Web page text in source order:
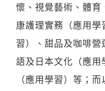
懷、視覺藝術、體
康護理實務（應用
習）、甜品及咖啡營
語及日本文化（應
（應用學習）等；